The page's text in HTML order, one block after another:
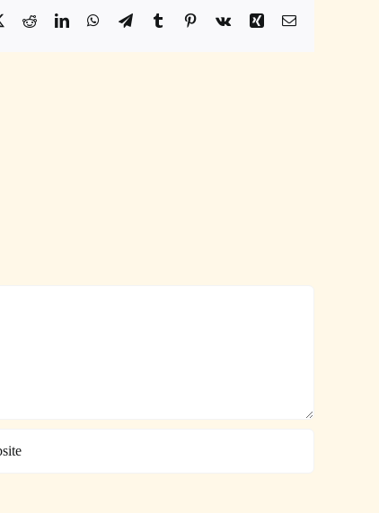
X RedditLinkedInWhatsApp
TelegramTumblr Pinterest
Vk Xing Email